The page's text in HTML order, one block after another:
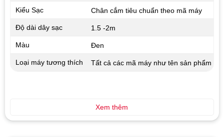
Kiểu Sạc Chân cắm tiêu chuẩn theo mã máy
Độ dài dây sạc 1.5 -2m
Màu Đen
Loại máy tương thích Tất cả các mã máy như tên sản phẩm
Xem thêm